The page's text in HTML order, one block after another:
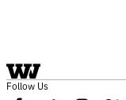
Follow Us